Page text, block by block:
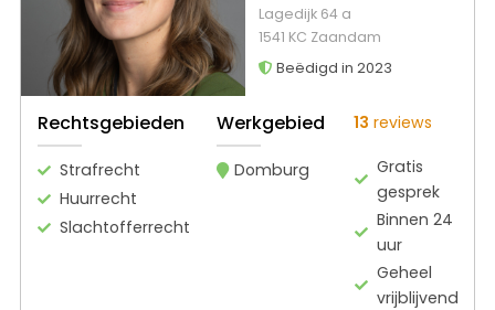
Lagedijk 64 a
1541 KC Zaandam
Beëdigd in 2023
Rechtsgebieden
Strafrecht
Huurrecht
Slachtofferrecht
Werkgebied
Domburg
13 reviews
Gratis
gesprek
Binnen 24
uur
Geheel
vrijblijvend